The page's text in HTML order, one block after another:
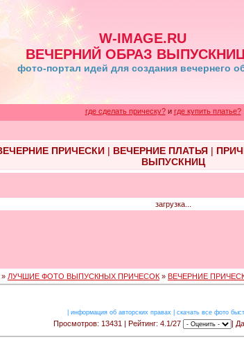
W-IMAGE.RU
ВЕЧЕРНИЙ ОБРАЗ
фото-портал идей для создания вечернего
где сделать прическу?и где купить платье?
ПРИЧЕСКИ| ВЕЧЕРНИЕ ПЛАТЬЯ|
ВЫПУСКНИЦ
загрузка...
» ЛУЧШИЕ ФОТО ВЫПУСКНЫХ ПРИЧЕСОК » ВЕЧЕРНИЕ
информация об авторских правах скачать все фото
Просмотров: 13431 | Рейтинг: 4.1/27 |